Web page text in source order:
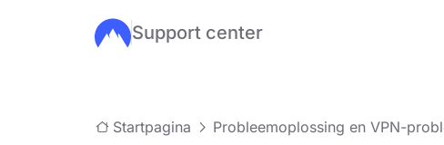
Ga naar de hoofdinhoud
Support center
Startpagina Probleemoplossing en VPN-